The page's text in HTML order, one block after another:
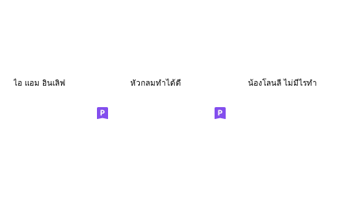
ไอ แอม อินเลิฟ หัวกลมทำได้ดี น้องโลนลี่ ไม่มีไรทำ